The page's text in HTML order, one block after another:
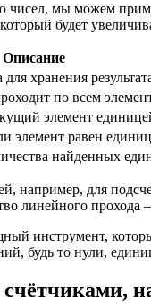
чисел, мы можем
будет
Описание
хранения
по всем
элемент
элемент равен
найденных
например, для
линейного прохода
инструмент,
будь то нули,